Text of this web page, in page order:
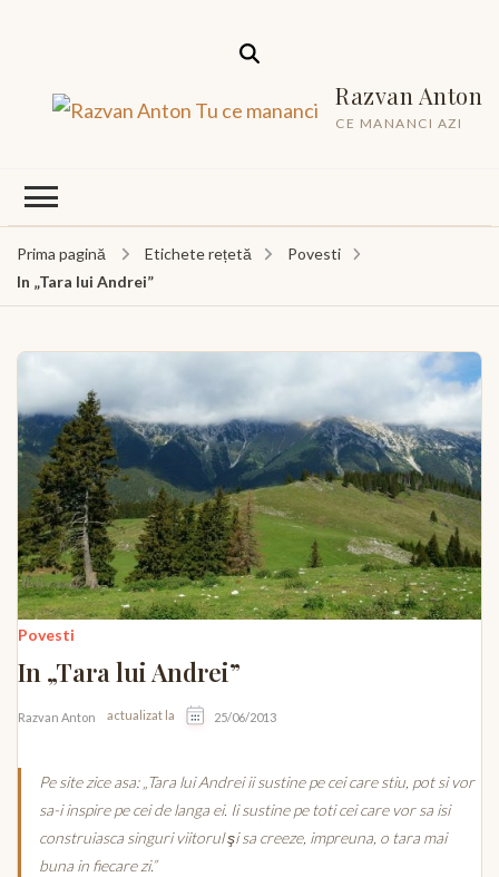
Razvan Anton
CE MANANCI AZI
Prima pagină Etichete rețetă
Povesti
In „Tara lui Andrei”
Povesti
In „Tara lui Andrei”
Razvan Anton actualizat la 25/06/2013
Pe site zice asa: „Tara lui Andrei ii sustine pe cei care stiu, pot si vor
sa-i inspire pe cei de langa ei. Ii sustine pe toti cei care vor sa isi
construiasca singuri viitorul şi sa creeze, impreuna, o tara mai
buna in fiecare zi.”